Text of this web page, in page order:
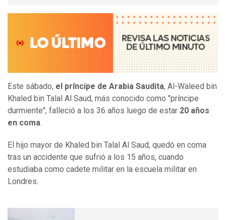
Este sábado, el príncipe de Arabia Saudita, Al-Waleed bin
Khaled bin Talal Al Saud, más conocido como "príncipe
durmiente", falleció a los 36 años luego de estar 20 años
en coma.
El hijo mayor de Khaled bin Talal Al Saud, quedó en coma
tras un accidente que sufrió a los 15 años, cuando
estudiaba como cadete militar en la escuela militar en
Londres.